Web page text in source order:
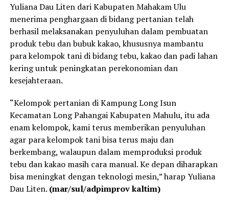
Yuliana Dau Liten dari Kabupaten Mahakam Ulu
menerima penghargaan di bidang pertanian telah
berhasil melaksanakan penyuluhan dalam pembuatan
produk tebu dan bubuk kakao, khususnya mambantu
para kelompok tani di bidang tebu, kakao dan padi lahan
kering untuk peningkatan perekonomian dan
kesejahteraan.
“Kelompok pertanian di Kampung Long Isun
Kecamatan Long Pahangai Kabupaten Mahulu, itu ada
enam kelompok, kami terus memberikan penyuluhan
agar para kelompok tani bisa terus maju dan
berkembang, walaupun dalam memproduksi produk
tebu dan kakao masih cara manual. Ke depan diharapkan
bisa meningkat dengan teknologi mesin,” harap Yuliana
Dau Liten. (mar/sul/adpimprov kaltim)